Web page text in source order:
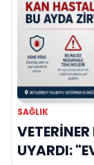
SAĞLIK
UYARDI: